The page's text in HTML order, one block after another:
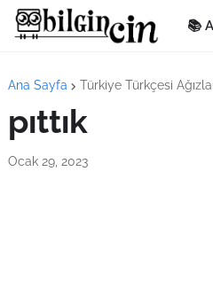
📚
Ana Sayfa Türkiye Türkçesi
pıttık
Ocak 29, 2023